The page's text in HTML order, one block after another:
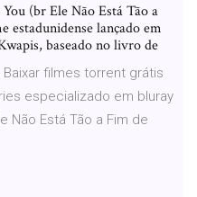
(br Ele Não Está Tão a
estadunidense lançado em
baseado no livro de
filmes torrent grátis
especializado em bluray
Não Está Tão a Fim de